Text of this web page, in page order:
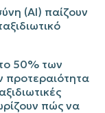
(AI) παίζουν
50% των
πώς να